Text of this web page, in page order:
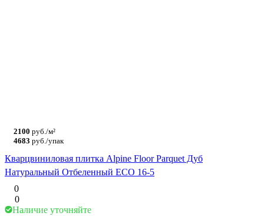
2100 руб./м²
4683 руб./упак
Кварцвиниловая плитка Alpine Floor Parquet Дуб
Натуральный Отбеленный ECO 16-5
0
0
Наличие уточняйте